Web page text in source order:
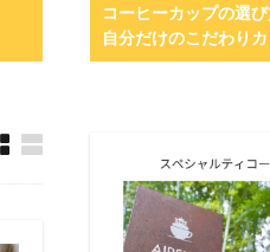
コーヒーカップの選
自分だけのこだわり